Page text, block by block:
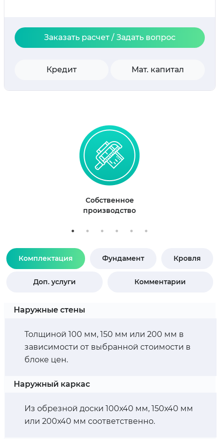
Заказать расчет / Задать вопрос
Кредит Мат. капитал
Собственное
производство
Комплектация Фундамент Кровля
Доп. услуги Комментарии
Наружные стены
Толщиной 100 мм, 150 мм или 200 мм в
зависимости от выбранной стоимости в
блоке цен.
Наружный каркас
Из обрезной доски 100х40 мм, 150х40 мм
или 200х40 мм соответственно.